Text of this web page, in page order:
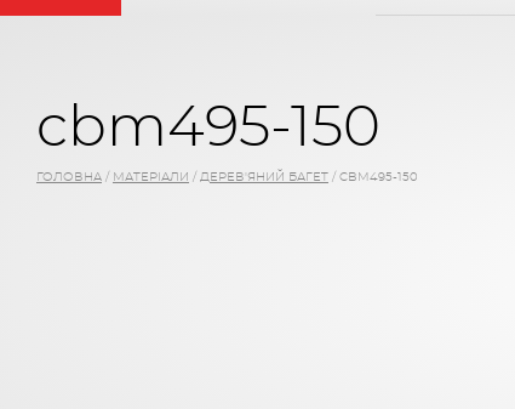
cbm495-150
ГОЛОВНА / МАТЕРІАЛИ / ДЕРЕВ'ЯНИЙ БАГЕТ / CBM495-150